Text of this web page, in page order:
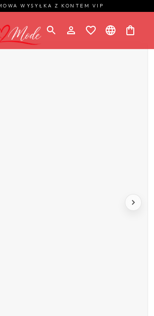
WYSYŁKA Z KONTEM VIP